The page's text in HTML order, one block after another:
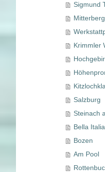
Sigmund
Mitterberg
Krimmler
Salzburg
Steinach
Bella Italia
Bozen
Am Pool